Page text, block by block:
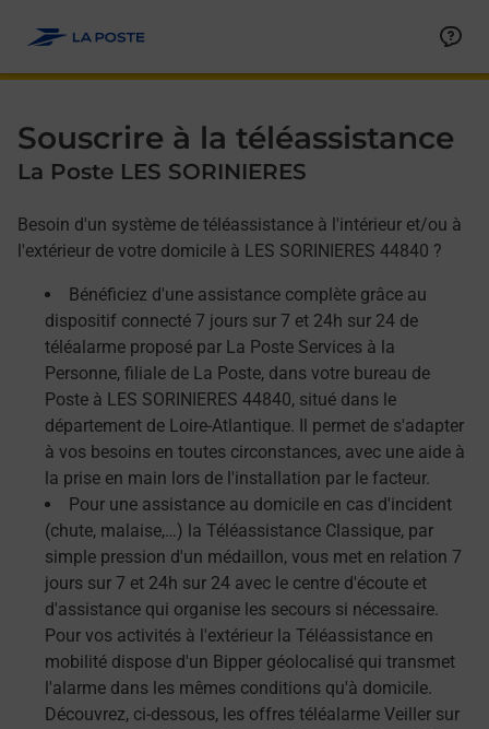
Souscrire à la téléassistance
La Poste LES SORINIERES
Besoin d'un système de téléassistance à l'intérieur et/ou à
l'extérieur de votre domicile à LES SORINIERES 44840 ?
Bénéficiez d'une assistance complète grâce au
dispositif connecté 7 jours sur 7 et 24h sur 24 de
téléalarme proposé par La Poste Services à la
Personne, filiale de La Poste, dans votre bureau de
Poste à LES SORINIERES 44840, situé dans le
département de Loire-Atlantique. Il permet de s'adapter
à vos besoins en toutes circonstances, avec une aide à
la prise en main lors de l'installation par le facteur.
Pour une assistance au domicile en cas d'incident
(chute, malaise,…) la Téléassistance Classique, par
simple pression d'un médaillon, vous met en relation 7
jours sur 7 et 24h sur 24 avec le centre d'écoute et
d'assistance qui organise les secours si nécessaire.
Pour vos activités à l'extérieur la Téléassistance en
mobilité dispose d'un Bipper géolocalisé qui transmet
l'alarme dans les mêmes conditions qu'à domicile.
Découvrez, ci-dessous, les offres téléalarme Veiller sur